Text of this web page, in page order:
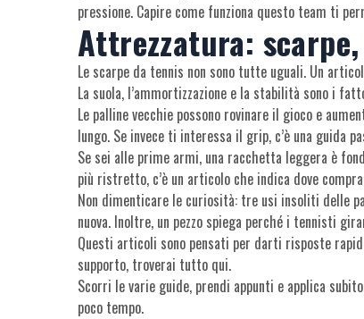
pressione. Capire come funziona questo team ti
Attrezzatura:
Le scarpe da tennis non sono tutte uguali. Un
La suola, l’ammortizzazione e la stabilità sono i
Le palline vecchie possono rovinare il gioco e
lungo. Se invece ti interessa il grip, c’è una guida
Se sei alle prime armi, una racchetta leggera è
più ristretto, c’è un articolo che indica dove
Non dimenticare le curiosità: tre usi insoliti delle
nuova. Inoltre, un pezzo spiega perché i tennisti
Questi articoli sono pensati per darti risposte
supporto, troverai tutto qui.
Scorri le varie guide, prendi appunti e applica
poco tempo.